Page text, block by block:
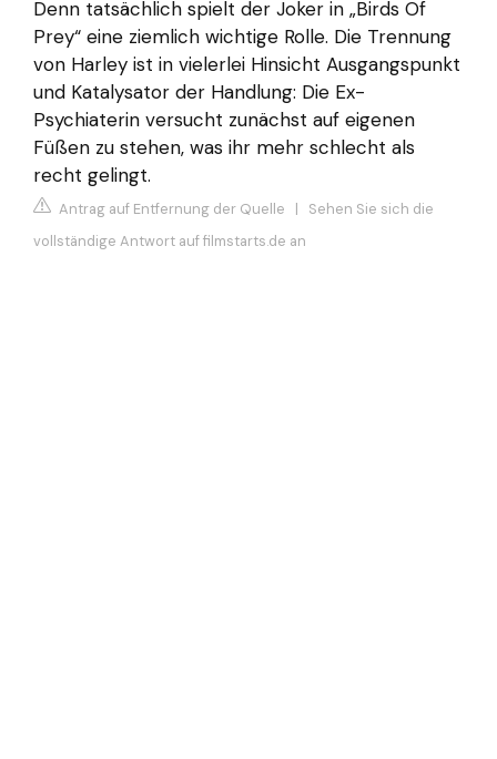
Denn tatsächlich spielt der Joker in „Birds Of
Prey“ eine ziemlich wichtige Rolle. Die Trennung
von Harley ist in vielerlei Hinsicht Ausgangspunkt
und Katalysator der Handlung: Die Ex-
Psychiaterin versucht zunächst auf eigenen
Füßen zu stehen, was ihr mehr schlecht als
recht gelingt.
Antrag auf Entfernung der Quelle | Sehen Sie sich die
vollständige Antwort auf filmstarts.de an